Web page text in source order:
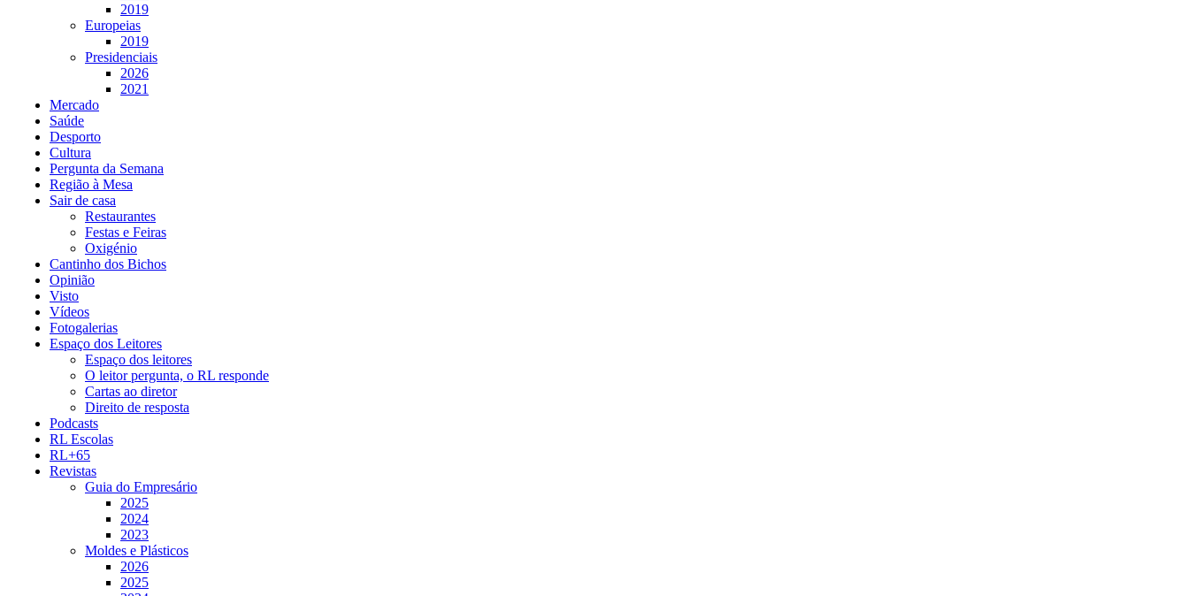
2019
Europeias
2019
Presidenciais
2026
2021
Mercado
Saúde
Desporto
Cultura
Pergunta da Semana
Região à Mesa
Sair de casa
Restaurantes
Festas e Feiras
Oxigénio
Cantinho dos Bichos
Opinião
Visto
Vídeos
Fotogalerias
Espaço dos Leitores
Espaço dos leitores
O leitor pergunta, o RL responde
Cartas ao diretor
Direito de resposta
Podcasts
RL Escolas
RL+65
Revistas
Guia do Empresário
2025
2024
2023
Moldes e Plásticos
2026
2025